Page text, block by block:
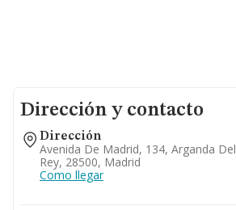
Dirección y contacto
Dirección
Avenida De Madrid, 134, Arganda Del
Rey, 28500, Madrid
Como llegar